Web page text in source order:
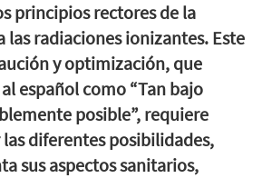
principios rectores de la
radiaciones ionizantes. Este
y optimización, que
español como “Tan bajo
posible”, requiere
las diferentes posibilidades,
sus aspectos sanitarios,